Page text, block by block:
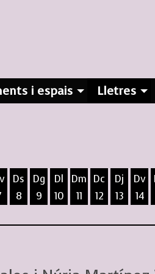
i espais Lletres
Ds
8
Dg
9
Dl
10
Dm
11
Dc
12
Dj
13
Dv
14